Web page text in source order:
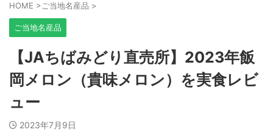
HOME > ご当地名産品 >
ご当地名産品
【JAちばみどり直売所】2023年飯
岡メロン（貴味メロン）を実食レビ
ュー
2023年7月9日